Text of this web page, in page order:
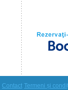
Contact Termeni și